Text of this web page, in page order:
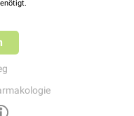
Resistenzen
SMO-Gen selbst, aber auch